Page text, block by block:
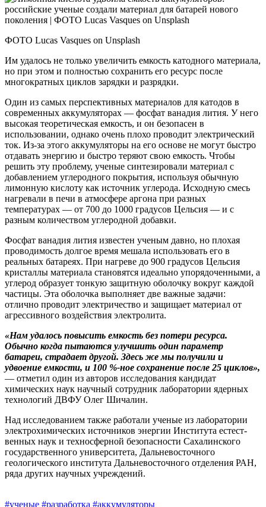
ФОТО Lucas Vasques on Unsplash
Им удалось не только увеличить емкость катодного материала,
но при этом и полностью сохранить его ресурс после
многократных циклов зарядки и разрядки.
Один из самых перспективных материалов для катодов в
современных аккумуляторах — фосфат ванадия лития. У него
высокая теоретическая емкость, и он безопасен в
использовании, однако очень плохо проводит электрический
ток. Из-за этого аккумуляторы на его основе не могут быстро
отдавать энергию и быстро теряют свою емкость. Чтобы
решить эту проблему, ученые синтезировали материал с
добавлением углеродного покрытия, используя обычную
лимонную кислоту как источник углерода. Исходную смесь
нагревали в печи в атмосфере аргона при разных
температурах — от 700 до 1000 градусов Цельсия — и с
разным количеством углеродной добавки.
Фосфат ванадия лития известен ученым давно, но плохая
проводимость долгое время мешала использовать его в
реальных батареях. При нагреве до 900 градусов Цельсия
кристаллы материала становятся идеально упорядоченными, а
углерод образует тонкую защитную оболочку вокруг каж­дой
частицы. Эта оболочка выполняет две важные задачи:
отлично проводит электричество и защищает материал от
агрессивного воздействия электролита.
«Нам удалось повысить емкость без потери ресурса.
Обычно когда пытаются улучшить один параметр
батареи, страдает другой. Здесь же мы получили и
удвоение емкости, и 100 %-ное сохранение после 25 циклов»,
— отметил один из авторов исследования кандидат
химических наук научный сотрудник лаборатории ядерных
технологий ДВФУ Олег Шичалин.
Над исследованием также работали ученые из лаборатории
электрохимических источников энергии Института естест­
венных наук и техносферной безопасности Сахалинского
государственного университета, Дальневосточного
геологического института Дальневосточного отделения РАН,
ряда других научных учреждений.
#ученые #разработка #аккумуляторы